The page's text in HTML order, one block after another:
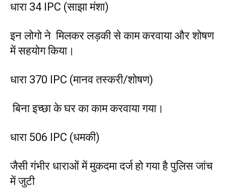
धारा 34 IPC (साझा मंशा)
इन लोगो ने मिलकर लड़की से काम करवाया और शोषण
में सहयोग किया।
धारा 370 IPC (मानव तस्करी/शोषण)
बिना इच्छा के घर का काम करवाया गया।
धारा 506 IPC (धमकी)
जैसी गंभीर धाराओं में मुकदमा दर्ज हो गया है पुलिस जांच
में जुटी